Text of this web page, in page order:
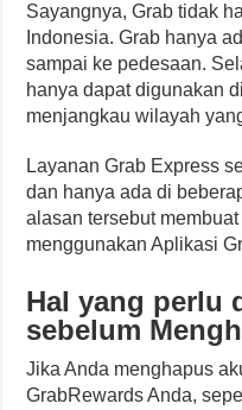
Sayangnya, Grab tidak
Indonesia. Grab hanya
sampai ke pedesaan.
hanya dapat digunakan
menjangkau wilayah
Layanan Grab Express
dan hanya ada di
alasan tersebut
menggunakan Aplikasi
Hal yang perlu
sebelum
Jika Anda menghapus
GrabRewards Anda,